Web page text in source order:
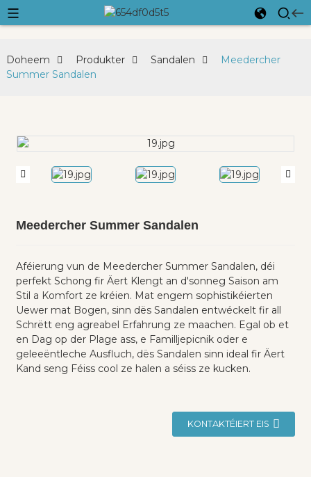
Doheem Produkter Sandalen
Meedercher
Summer Sandalen
Meedercher Summer Sandalen
Aféierung vun de Meedercher Summer Sandalen, déi
perfekt Schong fir Äert Klengt an d'sonneg Saison am
Stil a Komfort ze kréien. Mat engem sophistikéierten
Uewer mat Bogen, sinn dës Sandalen entwéckelt fir all
Schrëtt eng agreabel Erfahrung ze maachen. Egal ob et
en Dag op der Plage ass, e Familljepicnik oder e
geleeëntleche Ausfluch, dës Sandalen sinn ideal fir Äert
Kand seng Féiss cool ze halen a séiss ze kucken.
KONTAKTÉIERT EIS